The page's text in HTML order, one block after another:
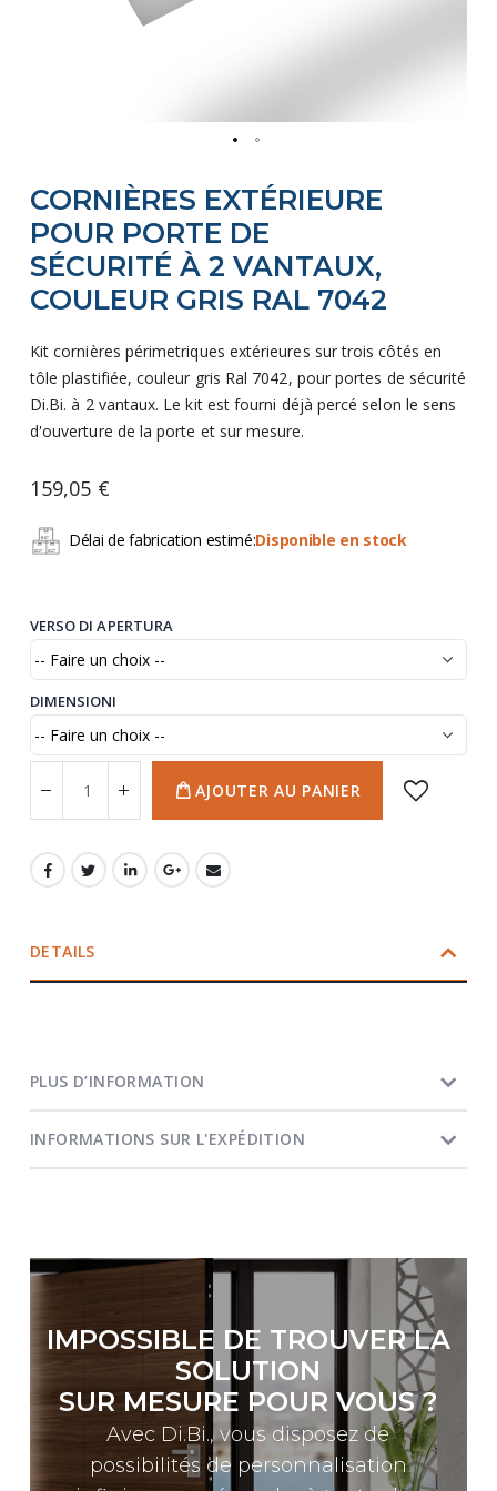
to
the
beginning
of
the
CORNIÈRES EXTÉRIEURE
POUR PORTE DE
SÉCURITÉ À 2 VANTAUX,
COULEUR GRIS RAL 7042
Kit cornières périmetriques extérieures sur trois côtés en
tôle plastifiée, couleur gris Ral 7042, pour portes de sécurité
Di.Bi. à 2 vantaux. Le kit est fourni déjà percé selon le sens
d'ouverture de la porte et sur mesure.
159,05 €
Délai de fabrication estimé:Disponible en stock
VERSO DI APERTURA
DIMENSIONI
AJOUTER AU PANIER
DETAILS
PLUS D’INFORMATION
INFORMATIONS SUR L'EXPÉDITION
IMPOSSIBLE DE TROUVER LA
SOLUTION
SUR MESURE POUR VOUS ?
Avec Di.Bi., vous disposez de
possibilités de personnalisation